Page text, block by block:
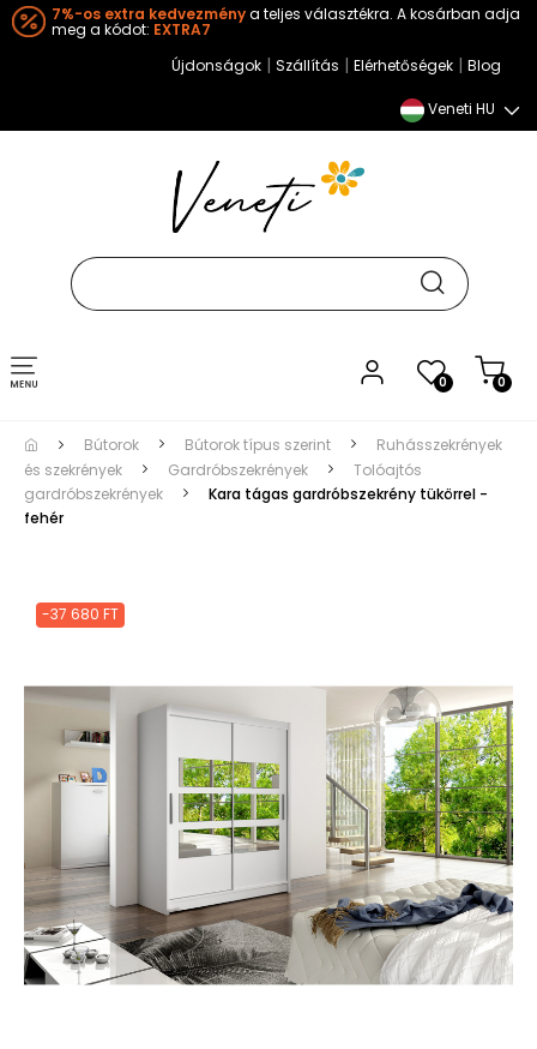
7%-os extra kedvezménya teljes választékra. A kosárban adja
meg a kódot: EXTRA7
Újdonságok | Szállítás | Elérhetőségek | Blog
Veneti HU
0 0
Toggle
navigation
Bútorok Bútorok típus szerint
Ruhásszekrények
és szekrények
Gardróbszekrények
Tolóajtós
gardróbszekrények
Kara tágas gardróbszekrény tükörrel -
fehér
-37 680 FT